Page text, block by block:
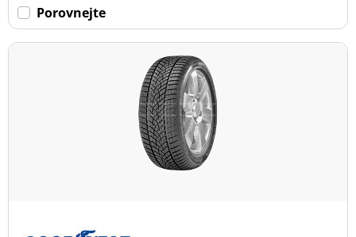
Porovnejte